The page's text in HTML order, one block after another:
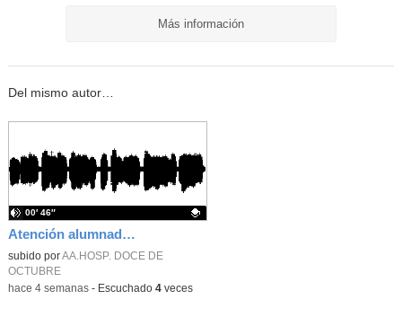
Más información
Del mismo autor…
Atención alumnado enfermo. SAED primaria. José Nesh-Nash García
Contenido educativo.
subido porAA.HOSP. DOCE DE
OCTUBRE
00′ 46″
-hace 4 semanas- Escuchado 4veces